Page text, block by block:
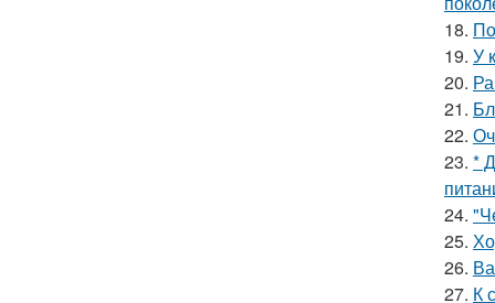
18.
19. У
20.
21.
22.
23. *
24.
25.
26.
27. К